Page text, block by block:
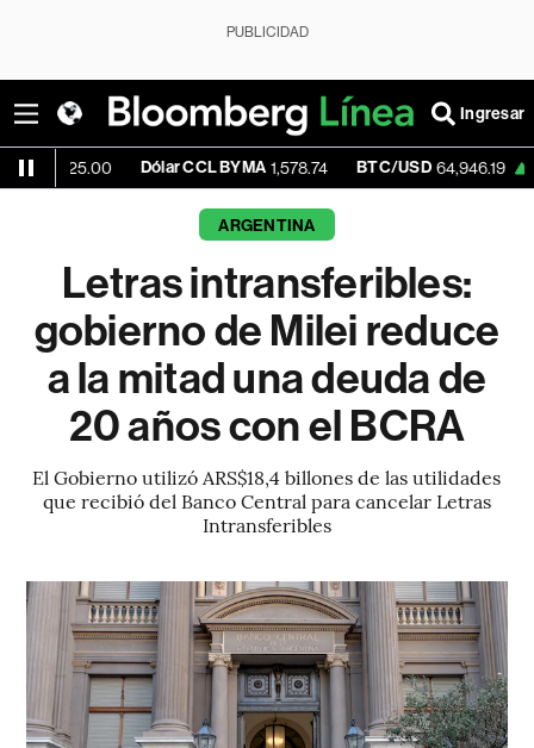
PUBLICIDAD
Ingresar
Dólar CCL BYMA 1,578.74 BTC/USD 64,946.19 +0.02%
ARGENTINA
Letras intransferibles:
gobierno de Milei reduce
a la mitad una deuda de
20 años con el BCRA
El Gobierno utilizó ARS$18,4 billones de las utilidades
que recibió del Banco Central para cancelar Letras
Intransferibles